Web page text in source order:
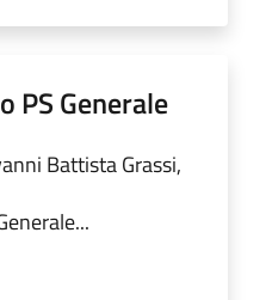
PS Generale
Battista Grassi,